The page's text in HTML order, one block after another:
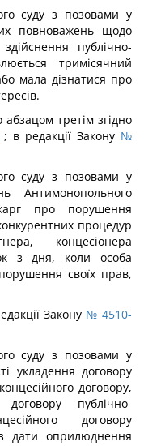
суду з позовами у
повноважень щодо
публічно-
тримісячний
мала дізнатися про
третім згідно
; в редакції Закону №
суду з позовами у
Антимонопольного
про порушення
процедур
концесіонера
з дня, коли особа
своїх прав,
Закону № 4510-
суду з позовами у
укладення договору
договору,
публічно-
договору
дати оприлюднення